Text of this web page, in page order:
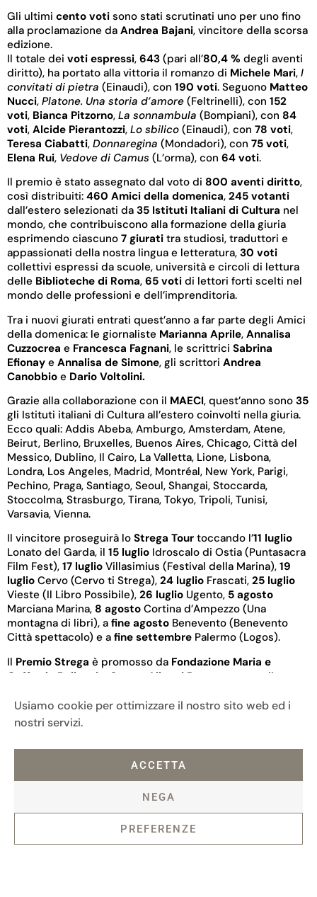
Usiamo cookie per ottimizzare il nostro sito web ed i
nostri servizi.
ACCETTA
NEGA
PREFERENZE
Gli ultimi cento voti sono stati scrutinati uno per uno fino
alla proclamazione da Andrea Bajani, vincitore della scorsa
edizione.
Il totale dei voti espressi, 643 (pari all’80,4 % degli aventi
diritto), ha portato alla vittoria il romanzo di Michele Mari, I
convitati di pietra (Einaudi), con 190 voti. Seguono Matteo
Nucci, Platone. Una storia d’amore (Feltrinelli), con 152
voti, Bianca Pitzorno, La sonnambula (Bompiani), con 84
voti, Alcide Pierantozzi, Lo sbilico (Einaudi), con 78 voti,
Teresa Ciabatti, Donnaregina (Mondadori), con 75 voti,
Elena Rui, Vedove di Camus (L’orma), con 64 voti.
Il premio è stato assegnato dal voto di 800 aventi diritto,
così distribuiti: 460 Amici della domenica, 245 votanti
dall’estero selezionati da 35 Istituti Italiani di Cultura nel
mondo, che contribuiscono alla formazione della giuria
esprimendo ciascuno 7 giurati tra studiosi, traduttori e
appassionati della nostra lingua e letteratura, 30 voti
collettivi espressi da scuole, università e circoli di lettura
delle Biblioteche di Roma, 65 voti di lettori forti scelti nel
mondo delle professioni e dell’imprenditoria.
Tra i nuovi giurati entrati quest’anno a far parte degli Amici
della domenica: le giornaliste Marianna Aprile, Annalisa
Cuzzocrea e Francesca Fagnani, le scrittrici Sabrina
Efionay e Annalisa de Simone, gli scrittori Andrea
Canobbio e Dario Voltolini.
Grazie alla collaborazione con il MAECI, quest’anno sono 35
gli Istituti italiani di Cultura all’estero coinvolti nella giuria.
Ecco quali: Addis Abeba, Amburgo, Amsterdam, Atene,
Beirut, Berlino, Bruxelles, Buenos Aires, Chicago, Città del
Messico, Dublino, Il Cairo, La Valletta, Lione, Lisbona,
Londra, Los Angeles, Madrid, Montréal, New York, Parigi,
Pechino, Praga, Santiago, Seoul, Shangai, Stoccarda,
Stoccolma, Strasburgo, Tirana, Tokyo, Tripoli, Tunisi,
Varsavia, Vienna.
Il vincitore proseguirà lo Strega Tour toccando l’11 luglio
Lonato del Garda, il 15 luglio Idroscalo di Ostia (Puntasacra
Film Fest), 17 luglio Villasimius (Festival della Marina), 19
luglio Cervo (Cervo ti Strega), 24 luglio Frascati, 25 luglio
Vieste (Il Libro Possibile), 26 luglio Ugento, 5 agosto
Marciana Marina, 8 agosto Cortina d’Ampezzo (Una
montagna di libri), a fine agosto Benevento (Benevento
Città spettacolo) e a fine settembre Palermo (Logos).
Il Premio Strega è promosso da Fondazione Maria e
Goffredo Bellonci
Strega Alberti Benevento
con il
Commercio di Roma, partnerBPER Banca e in
collaborazione con
partnerRai, sponsor tecniciFeltrinelli librerie,Antonio
SYGLA.